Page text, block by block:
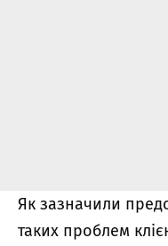
Як зазначили
таких проблем